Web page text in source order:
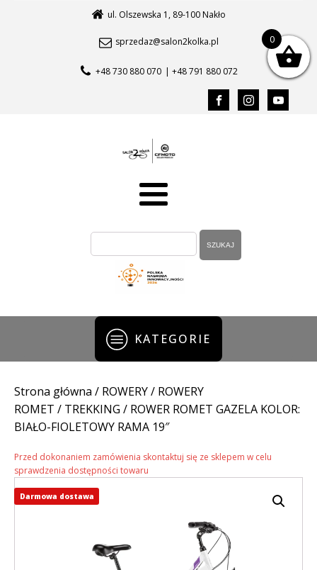
ul. Olszewska 1, 89-100 Nakło
sprzedaz@salon2kolka.pl
+48 730 880 070 | +48 791 880 072
KATEGORIE
Strona główna / ROWERY/ ROWERY
ROMET / TREKKING / ROWER ROMET GAZELA KOLOR:
BIAŁO-FIOLETOWY RAMA 19″
Przed dokonaniem zamówienia skontaktuj się ze sklepem w celu
sprawdzenia dostępności towaru
Darmowa dostawa
0